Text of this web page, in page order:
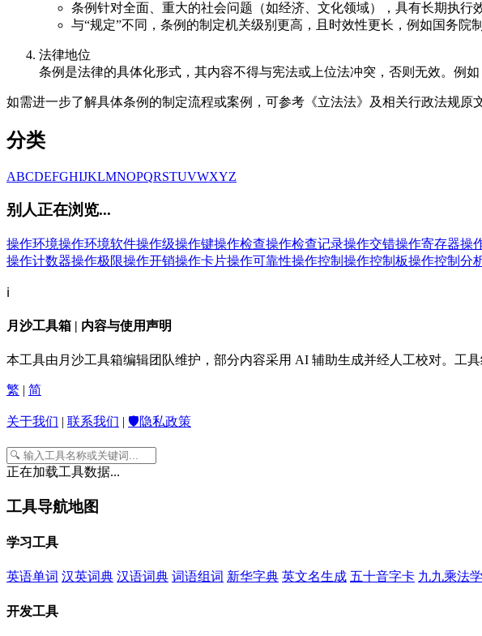
条例针对全面、重大的社会问题（如经济、文化领域），具有长期执行
与“规定”不同，条例的制定机关级别更高，且时效性更长，例如国务院
法律地位
条例是法律的具体化形式，其内容不得与宪法或上位法冲突，否则无效。例如
如需进一步了解具体条例的制定流程或案例，可参考《立法法》及相关行政法规原文
分类
ABCDEFGHIJKLMNOPQRSTUVWXYZ
别人正在浏览...
操作环境操作环境软件操作级操作键操作检查操作检查记录操作交错操作寄存器操
操作计数器操作极限操作开销操作卡片操作可靠性操作控制 操作控制板操作控制分
ℹ️
月沙工具箱 | 内容与使用声明
本工具由月沙工具箱编辑团队维护，部分内容采用 AI 辅助生成并经人工校对。工
繁 | 简
关于我们 | 联系我们 | 🛡️隐私政策
正在加载工具数据...
工具导航地图
学习工具
英语单词 汉英词典 汉语词典 词语组词 新华字典 英文名生成 五十音字卡 九九乘法
开发工具